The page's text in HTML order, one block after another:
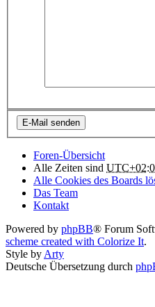
Foren-Übersicht
Alle Zeiten sind
Alle Cookies des Boards
Das Team
Kontakt
Powered by phpBB® Forum
scheme created with Colorize It.
Style by Arty
Deutsche Übersetzung durch